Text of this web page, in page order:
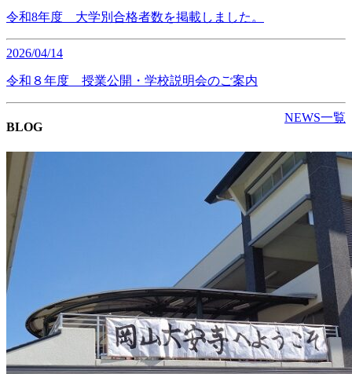
令和8年度 大学別合格者数を掲載しました。
2026/04/14
令和８年度 授業公開・学校説明会のご案内
NEWS一覧
BLOG